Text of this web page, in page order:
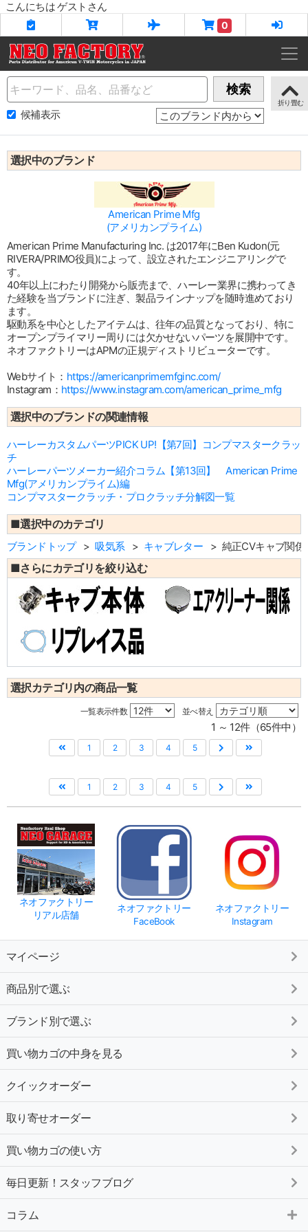
こんにちは ゲストさん
0
Name 検索
候補表示
選択中のブランド
American Prime Mfg
(アメリカンプライム)
American Prime Manufacturing Inc. は2017年にBen Kudon(元
RIVERA/PRIMO役員)によって、設立されたエンジニアリングで
す。
40年以上にわたり開発から販売まで、ハーレー業界に携わってき
た経験を当ブランドに注ぎ、製品ラインナップを随時進めており
ます。
駆動系を中心としたアイテムは、往年の品質となっており、特に
オープンプライマリー周りには欠かせないパーツを展開中です。
ネオファクトリーはAPMの正規ディストリビューターです。
Webサイト： https://americanprimemfginc.com/
Instagram： https://www.instagram.com/american_prime_mfg
選択中のブランドの関連情報
ハーレーカスタムパーツPICK UP!【第7回】コンプマスタークラッ
チ
ハーレーパーツメーカー紹介コラム【第13回】 American Prime
Mfg(アメリカンプライム)編
コンプマスタークラッチ・プロクラッチ分解図一覧
■選択中のカテゴリ
ブランドトップ 吸気系 キャブレター 純正CVキャブ関係
■さらにカテゴリを絞り込む
選択カテゴリ内の商品一覧
一覧表示件数 並べ替え
1 ～ 12件（65件中）
1 2 3 4 5
1 2 3 4 5
ネオファクトリー
リアル店舗
ネオファクトリー
FaceBook
ネオファクトリー
Instagram
マイページ
商品別で選ぶ
ブランド別で選ぶ
買い物カゴの中身を見る
クイックオーダー
取り寄せオーダー
買い物カゴの使い方
毎日更新！スタッフブログ
コラム